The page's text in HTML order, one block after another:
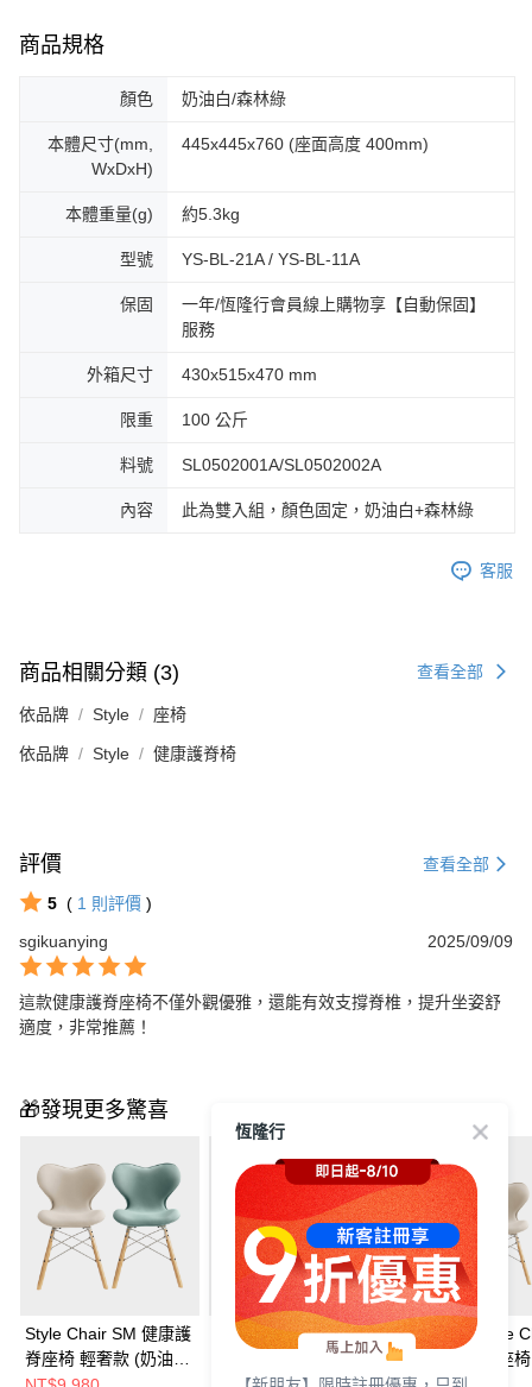
商品規格
顏色 奶油白/森林綠
本體尺寸(mm,
WxDxH)
445x445x760 (座面高度 400mm)
本體重量(g) 約5.3kg
型號 YS-BL-21A / YS-BL-11A
保固
一年/恆隆行會員線上購物享【自動保固】
服務
外箱尺寸 430x515x470 mm
限重 100 公斤
料號 SL0502001A/SL0502002A
內容 此為雙入組，顏色固定，奶油白+森林綠
客服
商品相關分類 (3) 查看全部
依品牌 Style 座椅
依品牌 Style 健康護脊椅
評價 查看全部
5 ( 1 則評價 )
sgikuanying
2025/09/09
這款健康護脊座椅不僅外觀優雅，還能有效支撐脊椎，提升坐姿舒
適度，非常推薦！
🎁發現更多驚喜
Style Chair SM 健康護
脊座椅 輕奢款 (奶油
白/森林綠)
【2入組】Style Chair
SM 健康護脊座椅 輕奢
款 (森林綠+森林綠) 兩
【2入組】Style
SM 健康護脊座
款 (奶油白+奶油
恆隆行